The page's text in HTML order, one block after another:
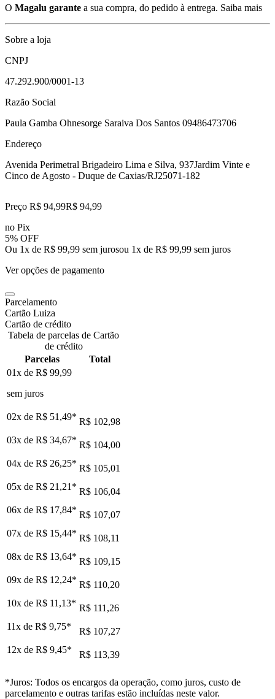
O Magalu garante a sua compra, do pedido à entrega. Saiba mais
Sobre a loja
CNPJ
47.292.900/0001-13
Razão Social
Paula Gamba Ohnesorge Saraiva Dos Santos 09486473706
Endereço
Avenida Perimetral Brigadeiro Lima e Silva, 937Jardim Vinte e
Cinco de Agosto - Duque de Caxias/RJ25071-182
Preço R$ 94,99R$ 94,99
no Pix
5% OFF
Ou 1x de R$ 99,99 sem jurosou 1x de R$ 99,99 sem juros
Ver opções de pagamento
Parcelamento
Cartão Luiza
Cartão de crédito
Tabela de parcelas de Cartão
de crédito
Parcelas
Total
01x de R$ 99,99
sem juros
02x de R$ 51,49* R$ 102,98
03x de R$ 34,67* R$ 104,00
04x de R$ 26,25* R$ 105,01
05x de R$ 21,21 * R$ 106,04
06x de R$ 17,84* R$ 107,07
07x de R$ 15,44* R$ 108,11
08x de R$ 13,64* R$ 109,15
09x de R$ 12,24* R$ 110,20
10x de R$ 11,13* R$ 111,26
11x de R$ 9,75*
R$ 107,27
12x de R$ 9,45* R$ 113,39
*Juros: Todos os encargos da operação, como juros, custo de
parcelamento e outras tarifas estão incluídas neste valor.